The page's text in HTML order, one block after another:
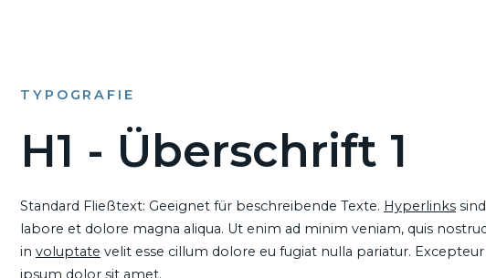
TYPOGRAFIE
H1 - Überschrift 1
Standard Fließtext: Geeignet für beschreibende Texte. Hyperlinks sind
labore et dolore magna aliqua. Ut enim ad minim veniam, quis
in voluptate velit esse cillum dolore eu fugiat nulla pariatur.
ipsum dolor sit amet.